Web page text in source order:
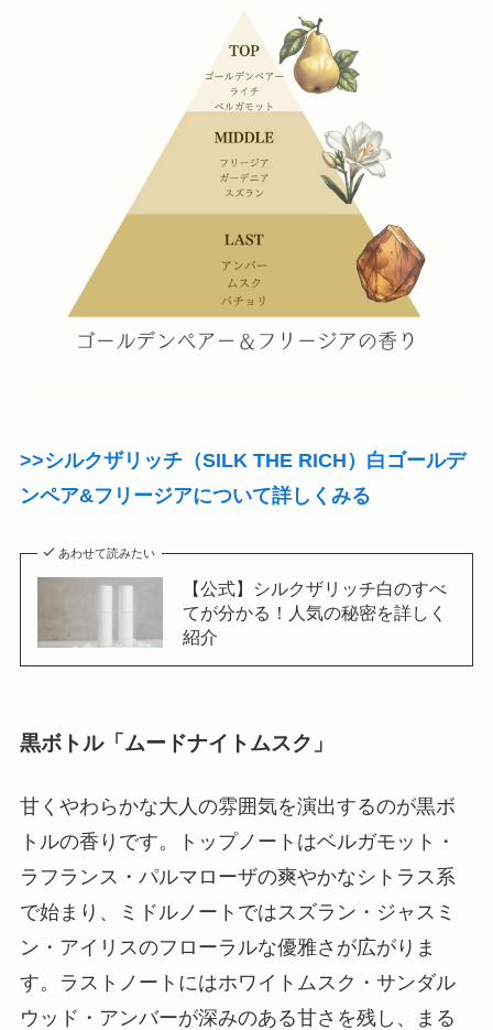
>>シルクザリッチ（SILK THE RICH）白ゴールデ
ンペア&フリージアについて詳しくみる
あわせて読みたい
【公式】シルクザリッチ白のすべ
てが分かる！人気の秘密を詳しく
紹介
黒ボトル「ムードナイトムスク」
甘くやわらかな大人の雰囲気を演出するのが黒ボ
トルの香りです。トップノートはベルガモット・
ラフランス・パルマローザの爽やかなシトラス系
で始まり、ミドルノートではスズラン・ジャスミ
ン・アイリスのフローラルな優雅さが広がりま
す。ラストノートにはホワイトムスク・サンダル
ウッド・アンバーが深みのある甘さを残し、まる